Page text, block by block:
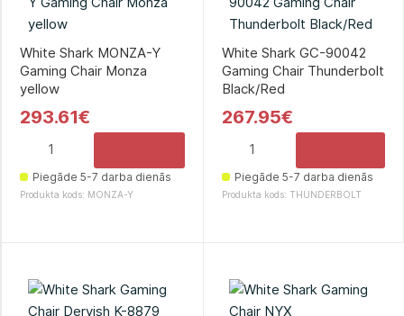
White Shark MONZA-Y
Gaming Chair Monza
yellow
293.61€
Piegāde 5-7 darba dienās
Produkta kods: MONZA-Y
White Shark GC-90042
Gaming Chair Thunderbolt
Black/Red
267.95€
Piegāde 5-7 darba dienās
Produkta kods: THUNDERBOLT